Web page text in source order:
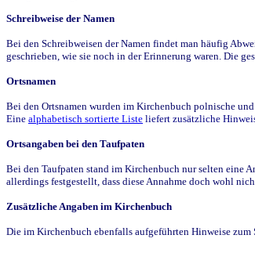
Schreibweise der Namen
Bei den Schreibweisen der Namen findet man häufig
geschrieben, wie sie noch in der Erinnerung waren. Die
Ortsnamen
Bei den Ortsnamen wurden im Kirchenbuch polnische
Eine alphabetisch sortierte Liste liefert zusätzliche
Ortsangaben bei den Taufpaten
Bei den Taufpaten stand im Kirchenbuch nur selten eine
allerdings festgestellt, dass diese Annahme doch wohl
Zusätzliche Angaben im Kirchenbuch
Die im Kirchenbuch ebenfalls aufgeführten Hinweise zum